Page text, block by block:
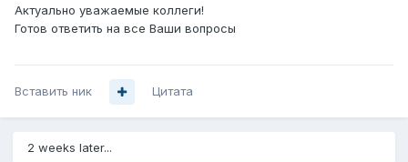
Актуально уважаемые коллеги!
Готов ответить на все Ваши вопросы
Вставить ник Цитата
2 weeks later...